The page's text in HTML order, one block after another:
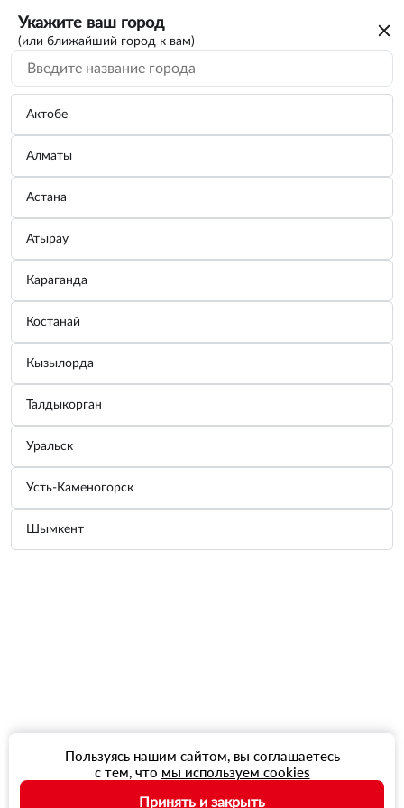
Укажите ваш город
(или ближайший город к вам)
Актобе
Алматы
Астана
Атырау
Караганда
Костанай
Кызылорда
Талдыкорган
Уральск
Усть-Каменогорск
Шымкент
Пользуясь нашим сайтом, вы соглашаетесь
с тем, что мы используем cookies
Принять и закрыть